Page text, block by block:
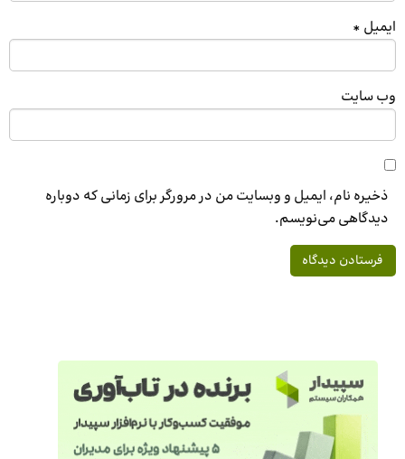
ایمیل *
وب‌ سایت
ذخیره نام، ایمیل و وبسایت من در مرورگر برای زمانی که دوباره
دیدگاهی می‌نویسم.